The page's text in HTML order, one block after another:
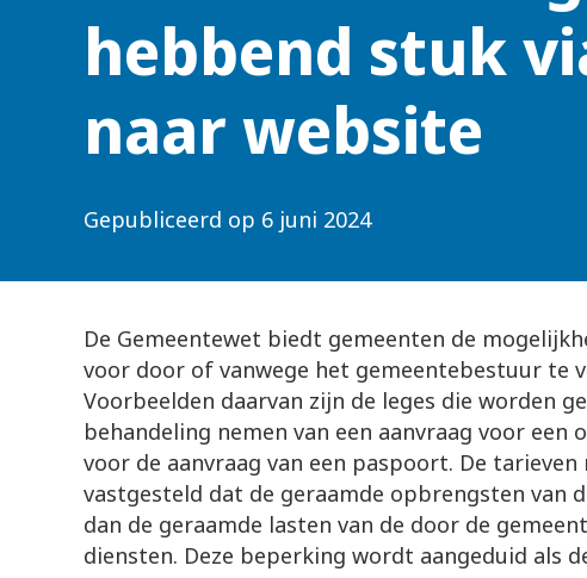
hebbend stuk
naar website
Gepubliceerd op 6 juni 2024
De Gemeentewet biedt gemeenten de
voor door of vanwege het gemeentebestuur te
Voorbeelden daarvan zijn de leges die worden
behandeling nemen van een aanvraag voor een
voor de aanvraag van een paspoort. De
vastgesteld dat de geraamde opbrengsten van
dan de geraamde lasten van de door de
diensten. Deze beperking wordt aangeduid als